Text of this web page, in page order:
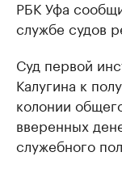
РБК Уфа
службе судов
Суд первой
Калугина к
колонии
вверенных
служебного